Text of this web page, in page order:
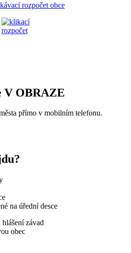
rozpočet obce
V OBRAZE
přímo v mobilním telefonu.
na úřední desce
závad
obec